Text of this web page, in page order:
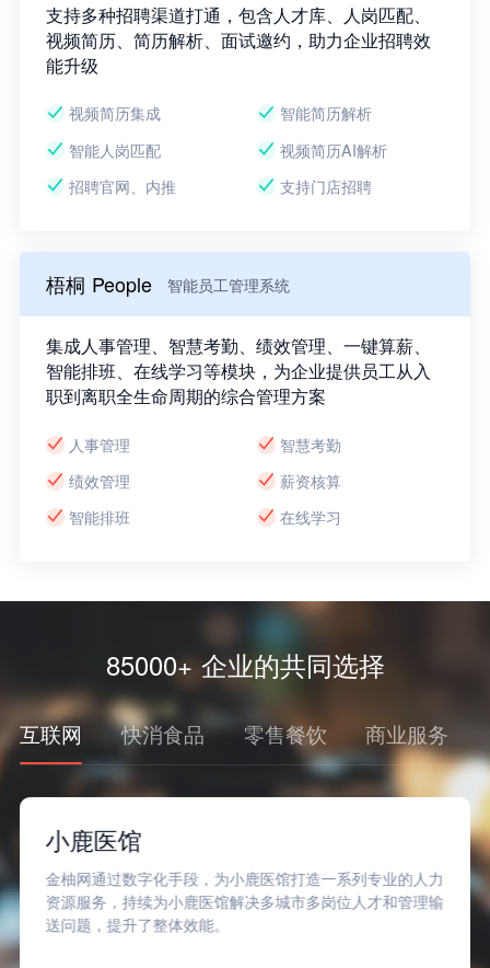
支持多种招聘渠道打通，包含人才库、人岗匹配、
视频简历、简历解析、面试邀约，助力企业招聘效
能升级
视频简历集成
智能简历解析
智能人岗匹配
视频简历AI解析
招聘官网、内推
支持门店招聘
梧桐 People 智能员工管理系统
集成人事管理、智慧考勤、绩效管理、一键算薪、
智能排班、在线学习等模块，为企业提供员工从入
职到离职全生命周期的综合管理方案
人事管理
智慧考勤
绩效管理
薪资核算
智能排班
在线学习
85000+ 企业的共同选择
互联网 快消食品 零售餐饮 商业服务
Soul
金柚网通过大量的人才库和先进的数字化手段，为Soul精
准匹配人才，高效交付，确保了Soul业务的稳定发展。同
时对员工关怀与服务，也获得了员工的高度认可。